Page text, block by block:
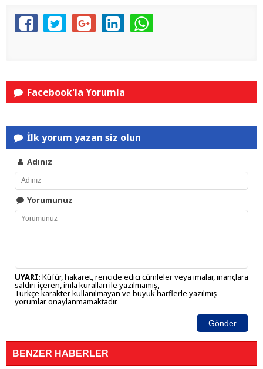
Facebook'la Yorumla
İlk yorum yazan siz olun
Adınız
Yorumunuz
UYARI: Küfür, hakaret, rencide edici cümleler veya imalar, inançlara
saldırı içeren, imla kuralları ile yazılmamış,
Türkçe karakter kullanılmayan ve büyük harflerle yazılmış
yorumlar onaylanmamaktadır.
Gönder
BENZER HABERLER